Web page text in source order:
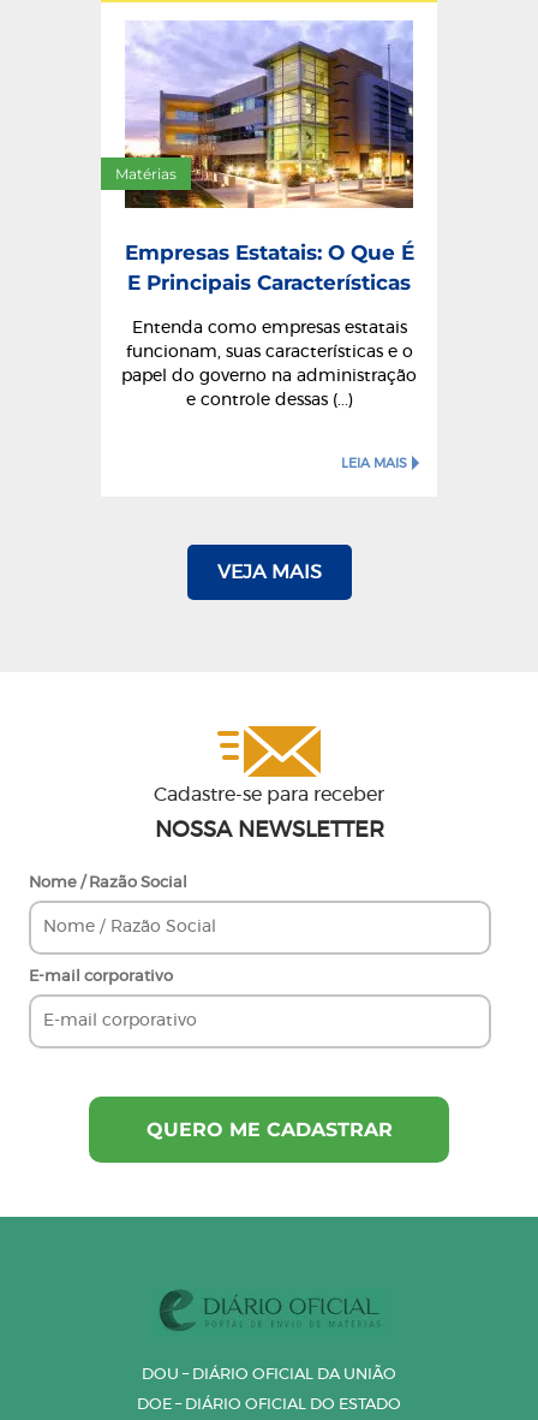
Matérias
Empresas Estatais: O Que É
E Principais Características
Entenda como empresas estatais
funcionam, suas características e o
papel do governo na administração
e controle dessas (...)
LEIA MAIS
VEJA MAIS
Cadastre-se para receber
NOSSA NEWSLETTER
Nome / Razão Social
E-mail corporativo
DOU – DIÁRIO OFICIAL DA UNIÃO
DOE – DIÁRIO OFICIAL DO ESTADO